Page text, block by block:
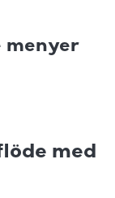
menyer
med